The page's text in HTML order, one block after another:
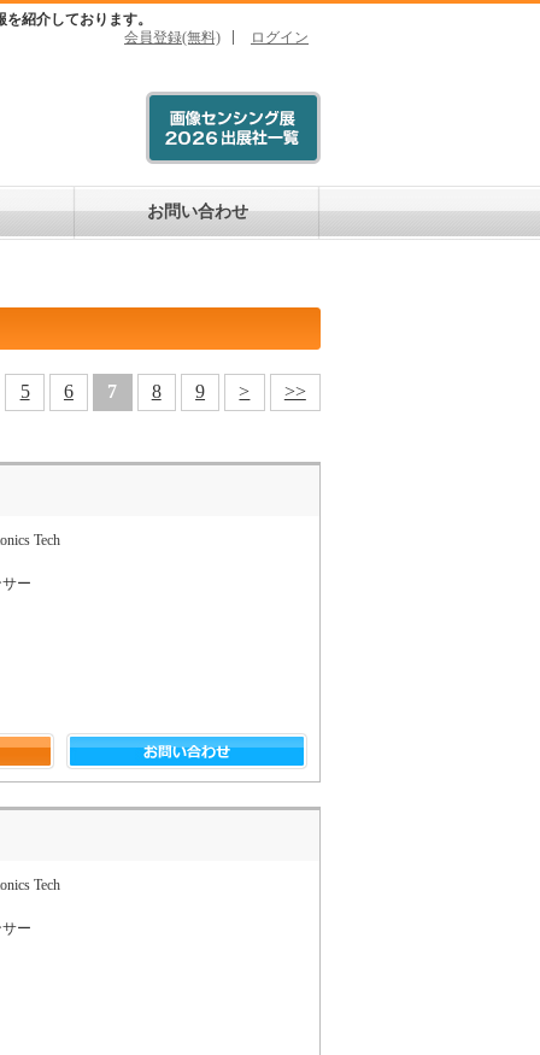
紹介しております。
会員登録(無料)
ログイン
お問い合わせ
5 6 7 8 9 > >>
Tech
ー
Tech
ー